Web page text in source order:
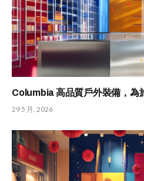
Columbia 高品質戶外裝備，為
29 5 月, 2026